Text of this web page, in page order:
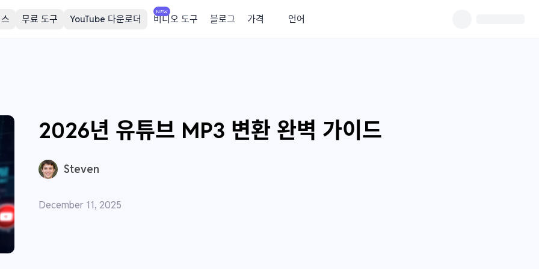
무료 도구 YouTube 다운로더
NEW
비디오 도구 블로그 가격 언어
2026년 유튜브 MP3 변환 완벽 가이드
Steven
December 11, 2025